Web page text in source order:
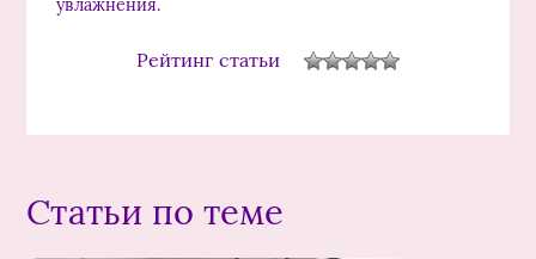
Рейтинг статьи
Статьи по теме